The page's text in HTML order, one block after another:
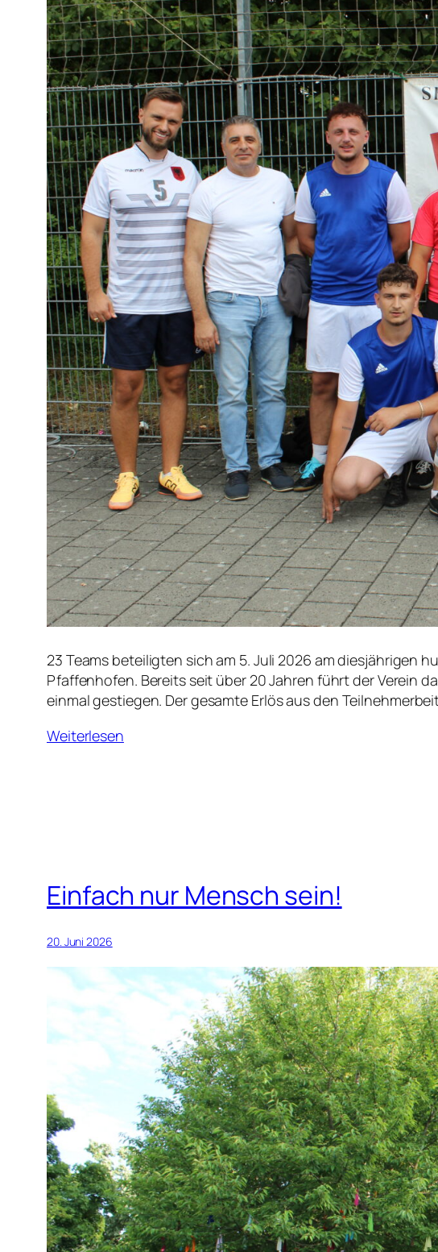
23 Teams beteiligten sich am 5. Juli 2026 am diesjährigen
Pfaffenhofen. Bereits seit über 20 Jahren führt der Verein
einmal gestiegen. Der gesamte Erlös aus den
Weiterlesen
Einfach nur Mensch sein!
20. Juni 2026